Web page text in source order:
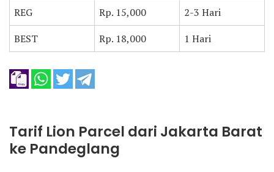
REG
Rp. 15,000
2-3 Hari
BEST
Rp. 18,000 1 Hari
Tarif Lion Parcel dari Jakarta Barat
ke Pandeglang